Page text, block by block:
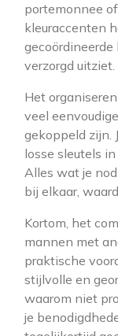
portemonnee
kleuraccenten
verzorgd uitziet.
Het
veel
gekoppeld zijn.
losse sleutels
Alles wat je
bij elkaar,
Kortom, het
mannen met
praktische
stijlvolle en
waarom niet
je